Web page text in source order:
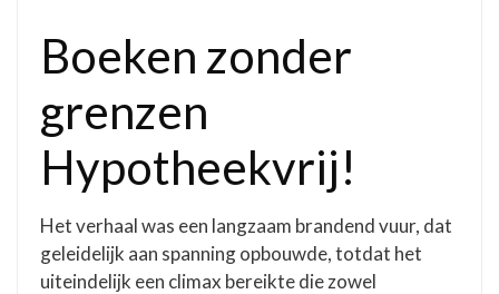
Boeken zonder
grenzen
Hypotheekvrij!
Het verhaal was een langzaam brandend vuur, dat
geleidelijk aan spanning opbouwde, totdat het
uiteindelijk een climax bereikte die zowel